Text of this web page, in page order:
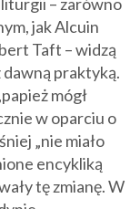
jak Alcuin
Taft – widzą
praktyką.
mógł
w oparciu o
„nie miało
encykliką
tę zmianę. W